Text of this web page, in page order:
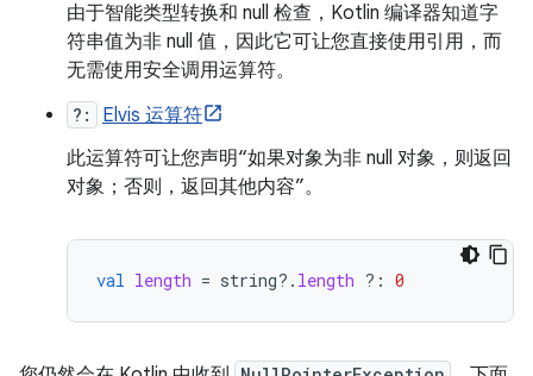
由于智能类型转换和 null 检查，Kotlin 编译器知道字
符串值为非 null 值，因此它可让您直接使用引用，而
无需使用安全调用运算符。
?:
Elvis 运算符
此运算符可让您声明“如果对象为非 null 对象，则返回
对象；否则，返回其他内容”。
val length = string?. length ?: 0